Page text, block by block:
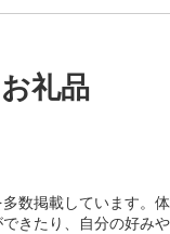
礼品
数掲載しています。
きたり、自分の好み